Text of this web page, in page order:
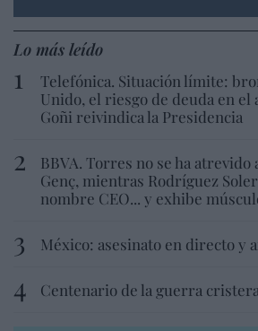
Lo más leído
Telefónica. Situación límite:
Unido, el riesgo de deuda en el
Goñi reivindica la Presidencia
BBVA. Torres no se ha atrevido
Genç, mientras Rodríguez
nombre CEO... y exhibe
México: asesinato en directo y
Centenario de la guerra